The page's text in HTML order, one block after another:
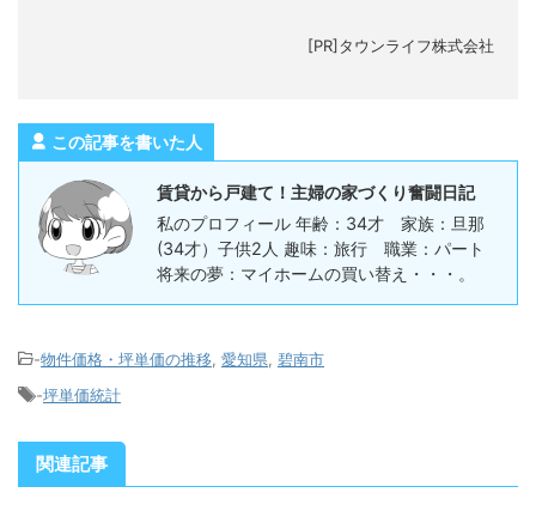
[PR]タウンライフ株式会社
この記事を書いた人
賃貸から戸建て！主婦の家づくり奮闘日記
私のプロフィール 年齢：34才 家族：旦那
(34才）子供2人 趣味：旅行 職業：パート
将来の夢：マイホームの買い替え・・・。
-物件価格・坪単価の推移 愛知県 碧南市
-坪単価統計
関連記事